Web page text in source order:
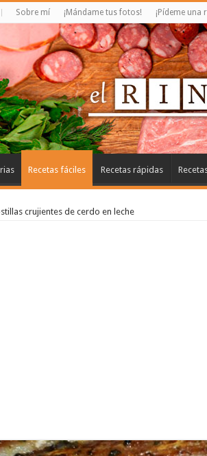
Sobre mí ¡Mándame tus fotos! ¡Pídeme una
Recetas fáciles Recetas rápidas
crujientes de cerdo en leche